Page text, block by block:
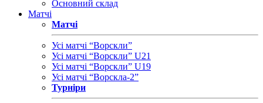
Основний склад
Матчі
Матчі
Усі матчі “Ворскли”
Усі матчі “Ворскли” U21
Усі матчі “Ворскли” U19
Усі матчі “Ворскла-2”
Турніри